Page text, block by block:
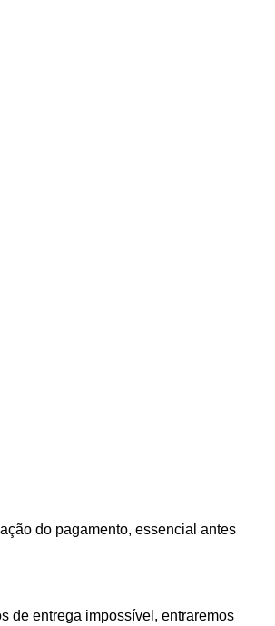
do pagamento, essencial antes
de entrega impossível, entraremos